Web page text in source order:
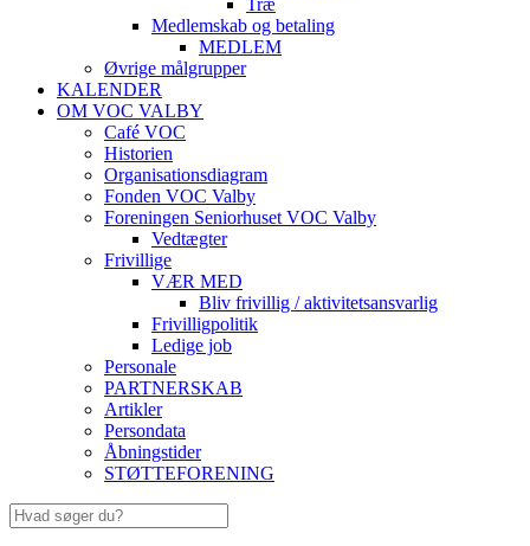
Træ
Medlemskab og betaling
MEDLEM
Øvrige målgrupper
KALENDER
OM VOC VALBY
Café VOC
Historien
Organisationsdiagram
Fonden VOC Valby
Foreningen Seniorhuset VOC Valby
Vedtægter
Frivillige
VÆR MED
Bliv frivillig / aktivitetsansvarlig
Frivilligpolitik
Ledige job
Personale
PARTNERSKAB
Artikler
Persondata
Åbningstider
STØTTEFORENING